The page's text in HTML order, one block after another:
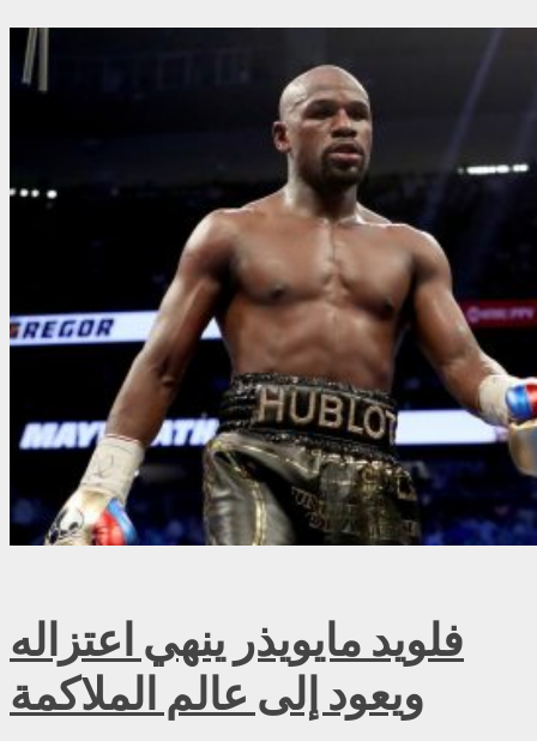
فلويد مايويذر ينهي اعتزاله
ويعود إلى عالم الملاكمة